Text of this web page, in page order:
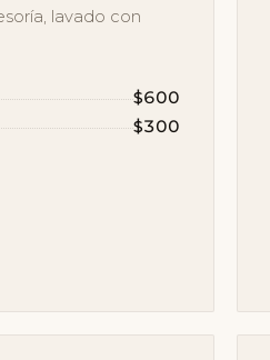
lavado con
$600
$300